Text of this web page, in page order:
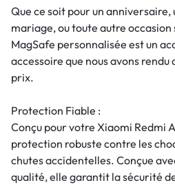
Que ce soit pour un anniversaire,
mariage, ou toute autre occasion
MagSafe personnalisée est un
accessoire que nous avons rendu
prix.
Protection Fiable :
Conçu pour votre Xiaomi Redmi
protection robuste contre les
chutes accidentelles. Conçue
qualité, elle garantit la sécurité